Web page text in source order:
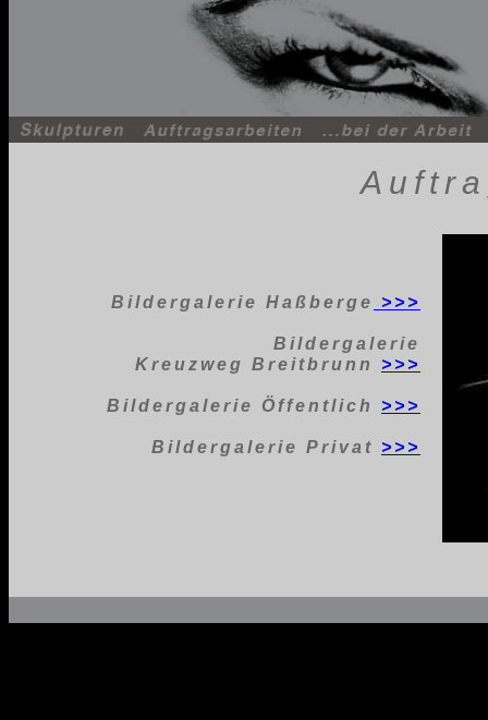
Bildergalerie Haßberge >>>
Bildergalerie
Kreuzweg Breitbrunn >>>
Bildergalerie Öffentlich >>>
Bildergalerie Privat >>>